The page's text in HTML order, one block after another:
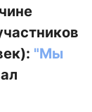
"Мы